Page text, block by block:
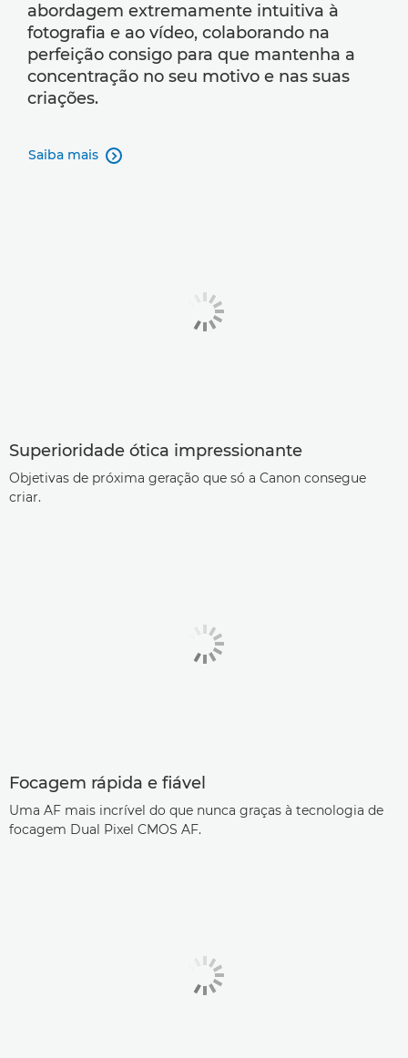
abordagem extremamente intuitiva à
fotografia e ao vídeo, colaborando na
perfeição consigo para que mantenha a
concentração no seu motivo e nas suas
criações.
Saiba mais 
Superioridade ótica impressionante
Objetivas de próxima geração que só a Canon consegue
criar.
Focagem rápida e fiável
Uma AF mais incrível do que nunca graças à tecnologia de
focagem Dual Pixel CMOS AF.